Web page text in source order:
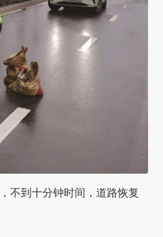
到十分钟时间，道路恢复